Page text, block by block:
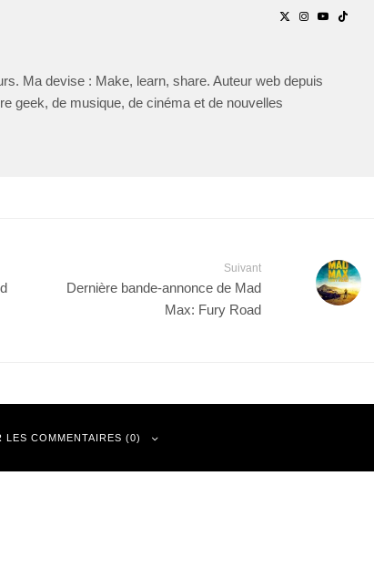
Ma devise : Make, learn, share. Auteur web depuis
geek, de musique, de cinéma et de nouvelles
Suivant
Dernière bande-annonce de Mad
Max: Fury Road
LES COMMENTAIRES (0)